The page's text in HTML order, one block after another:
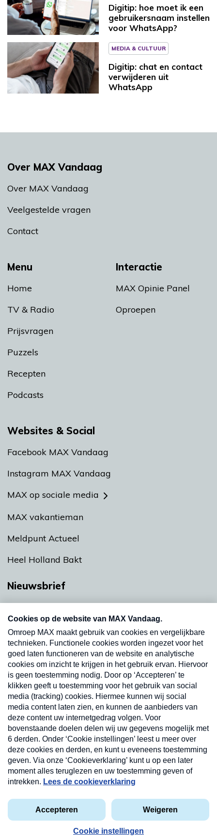
Digitip: hoe moet ik een
gebruikersnaam instellen
voor WhatsApp?
MEDIA & CULTUUR
Digitip: chat en contact
verwijderen uit
WhatsApp
Menu
Home
TV & Radio
Prijsvragen
Puzzels
Recepten
Podcasts
Interactie
MAX Opinie Panel
Oproepen
Over MAX Vandaag
Over MAX Vandaag
Veelgestelde vragen
Contact
Websites & Social
Facebook MAX Vandaag
Instagram MAX Vandaag
MAX op sociale media
MAX vakantieman
Meldpunt Actueel
Heel Holland Bakt
Nieuwsbrief
nieuwsbrief. Elke vrijdag- en dinsdagochtend in
uw mailbox.
Verzend
Privacyverklaring
Cookieverklaring
Kwetsbaarheid melden
Copyright © 2026 MAX Vandaag - Omroep MAX
Nieuwsbrief
Neem hier een gratis abonnement op onze
nieuwsbrief. Elke vrijdag- en dinsdagochtend in uw